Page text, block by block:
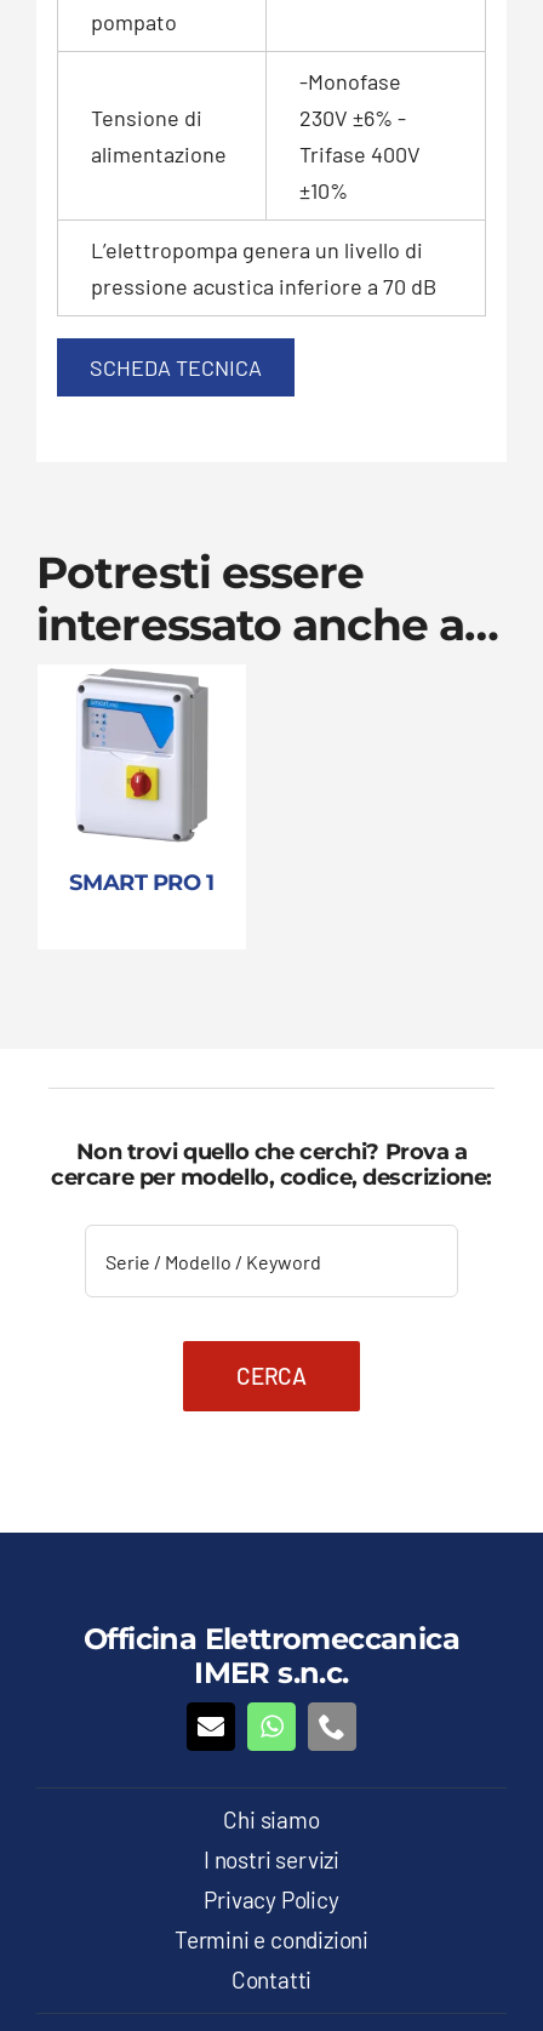
pompato
Tensione di
alimentazione
-Monofase
230V ±6% -
Trifase 400V
±10%
L’elettropompa genera un livello di
pressione acustica inferiore a 70 dB
SCHEDA TECNICA
Potresti essere
interessato anche a…
SMART PRO 1
Non trovi quello che cerchi? Prova a
cercare per modello, codice, descrizione:
CERCA
Officina Elettromeccanica
IMER s.n.c.
Chi siamo
I nostri servizi
Privacy Policy
Termini e condizioni
Contatti